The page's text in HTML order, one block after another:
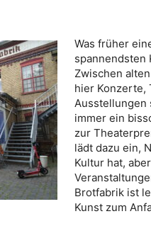
Was früher
spannendsten
Zwischen
hier Konzerte,
Ausstellungen
immer ein
zur
lädt dazu ein,
Kultur hat,
Brotfabrik ist
Kunst zum